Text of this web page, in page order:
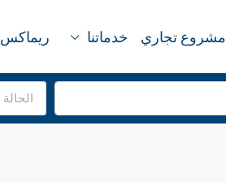
مشروع تجاري خدماتنا ريماكس
الحالة